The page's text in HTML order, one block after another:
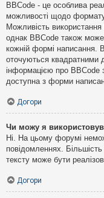
BBCode - це особлива
можливості щодо
Можливість
однак BBCode також може
кожній формі написання.
оточуються квадратними
інформацією про BBCode
доступна з форми
Догори
Чи можу я
Ні. На цьому форумі
повідомленнях.
тексту може бути
Догори